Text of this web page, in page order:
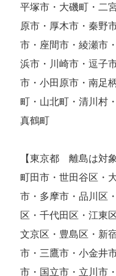
平塚市・大磯町・二
原市・厚木市・秦野
市・座間市・綾瀬市
浜市・川崎市・逗子
市・小田原市・南足
町・山北町・清川村
真鶴町
【東京都 離島は対
町田市・世田谷区・
市・多摩市・品川区
区・千代田区・江東
文京区・豊島区・新
市・三鷹市・小金井
市・国立市・立川市